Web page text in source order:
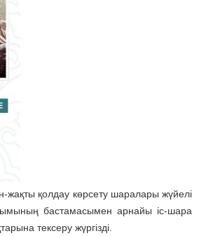
жақты қолдау көрсету шаралары жүйелі
бастамасымен арнайы іс-шара
тексеру жүргізді.